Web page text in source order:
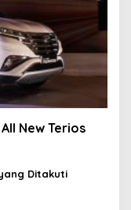
New Terios
Ditakuti